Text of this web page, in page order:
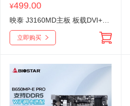
¥499.00
立即购买